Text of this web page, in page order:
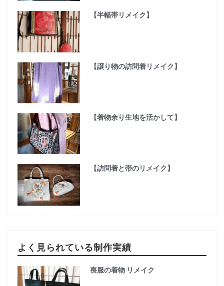
【半幅帯リメイク】
【譲り物の訪問着リメイク】
【着物余り生地を活かして】
【訪問着と帯のリメイク】
よく見られている制作実績
喪服の着物 リメイク